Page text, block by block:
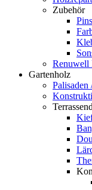
Zubehör
Renuwell
Gartenholz
Palisaden